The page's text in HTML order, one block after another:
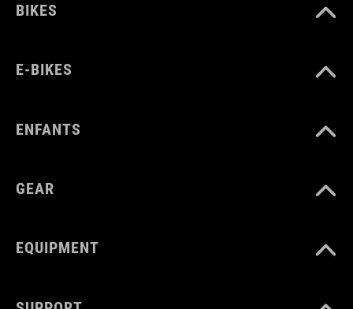
BIKES
E-BIKES
ENFANTS
GEAR
EQUIPMENT